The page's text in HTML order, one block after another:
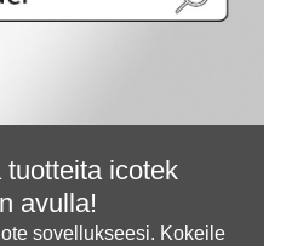
icotek
avulla!
sovellukseesi. Kokeile